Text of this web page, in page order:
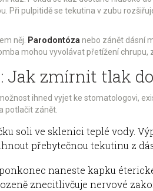
Při pulpitidě se tekutina v zubu
něj. Parodontóza nebo zánět dásní
mohou vyvolávat přetížení chrupu,
Jak zmírnit tlak
ihned vyjet ke stomatologovi,
potlačit zánět.
soli ve sklenici teplé vody.
přebytečnou tekutinu z
naneste kapku
znecitlivčuje nervové